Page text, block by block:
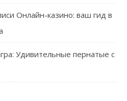
Онлайн-казино: ваш гид в
Удивительные пернатые с